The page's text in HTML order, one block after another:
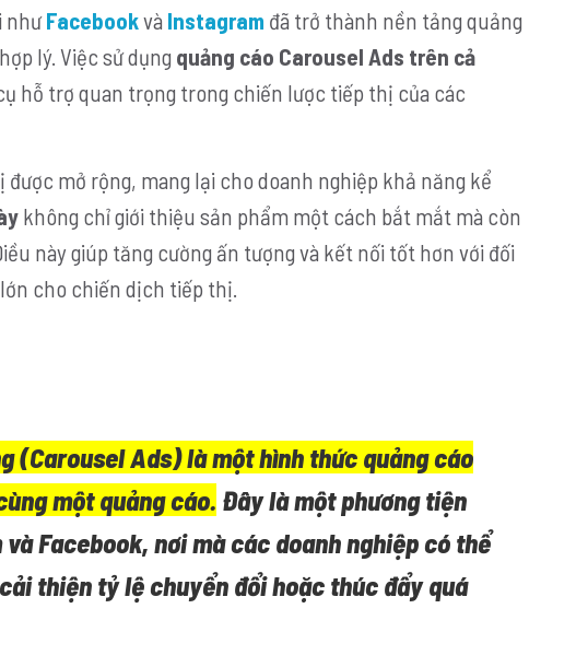
nhưFacebookvà Instagram đã trở thành nền tảng quảng
lý. Việc sử dụng quảng cáo Carousel Ads trên cả
hỗ trợ quan trọng trong chiến lược tiếp thị của các
mở rộng, mang lại cho doanh nghiệp khả năng kể
không chỉ giới thiệu sản phẩm một cách bắt mắt mà còn
này giúp tăng cường ấn tượng và kết nối tốt hơn với đối
cho chiến dịch tiếp thị.
(Carousel Ads) là một hình thức quảng cáo
một quảng cáo. Đây là mộtphương tiện
Facebook, nơi mà các doanh nghiệp có thể
thiện tỷ lệ chuyển đổi hoặc thúc đẩy quá